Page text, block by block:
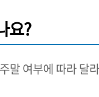
요?
말 여부에 따라 달